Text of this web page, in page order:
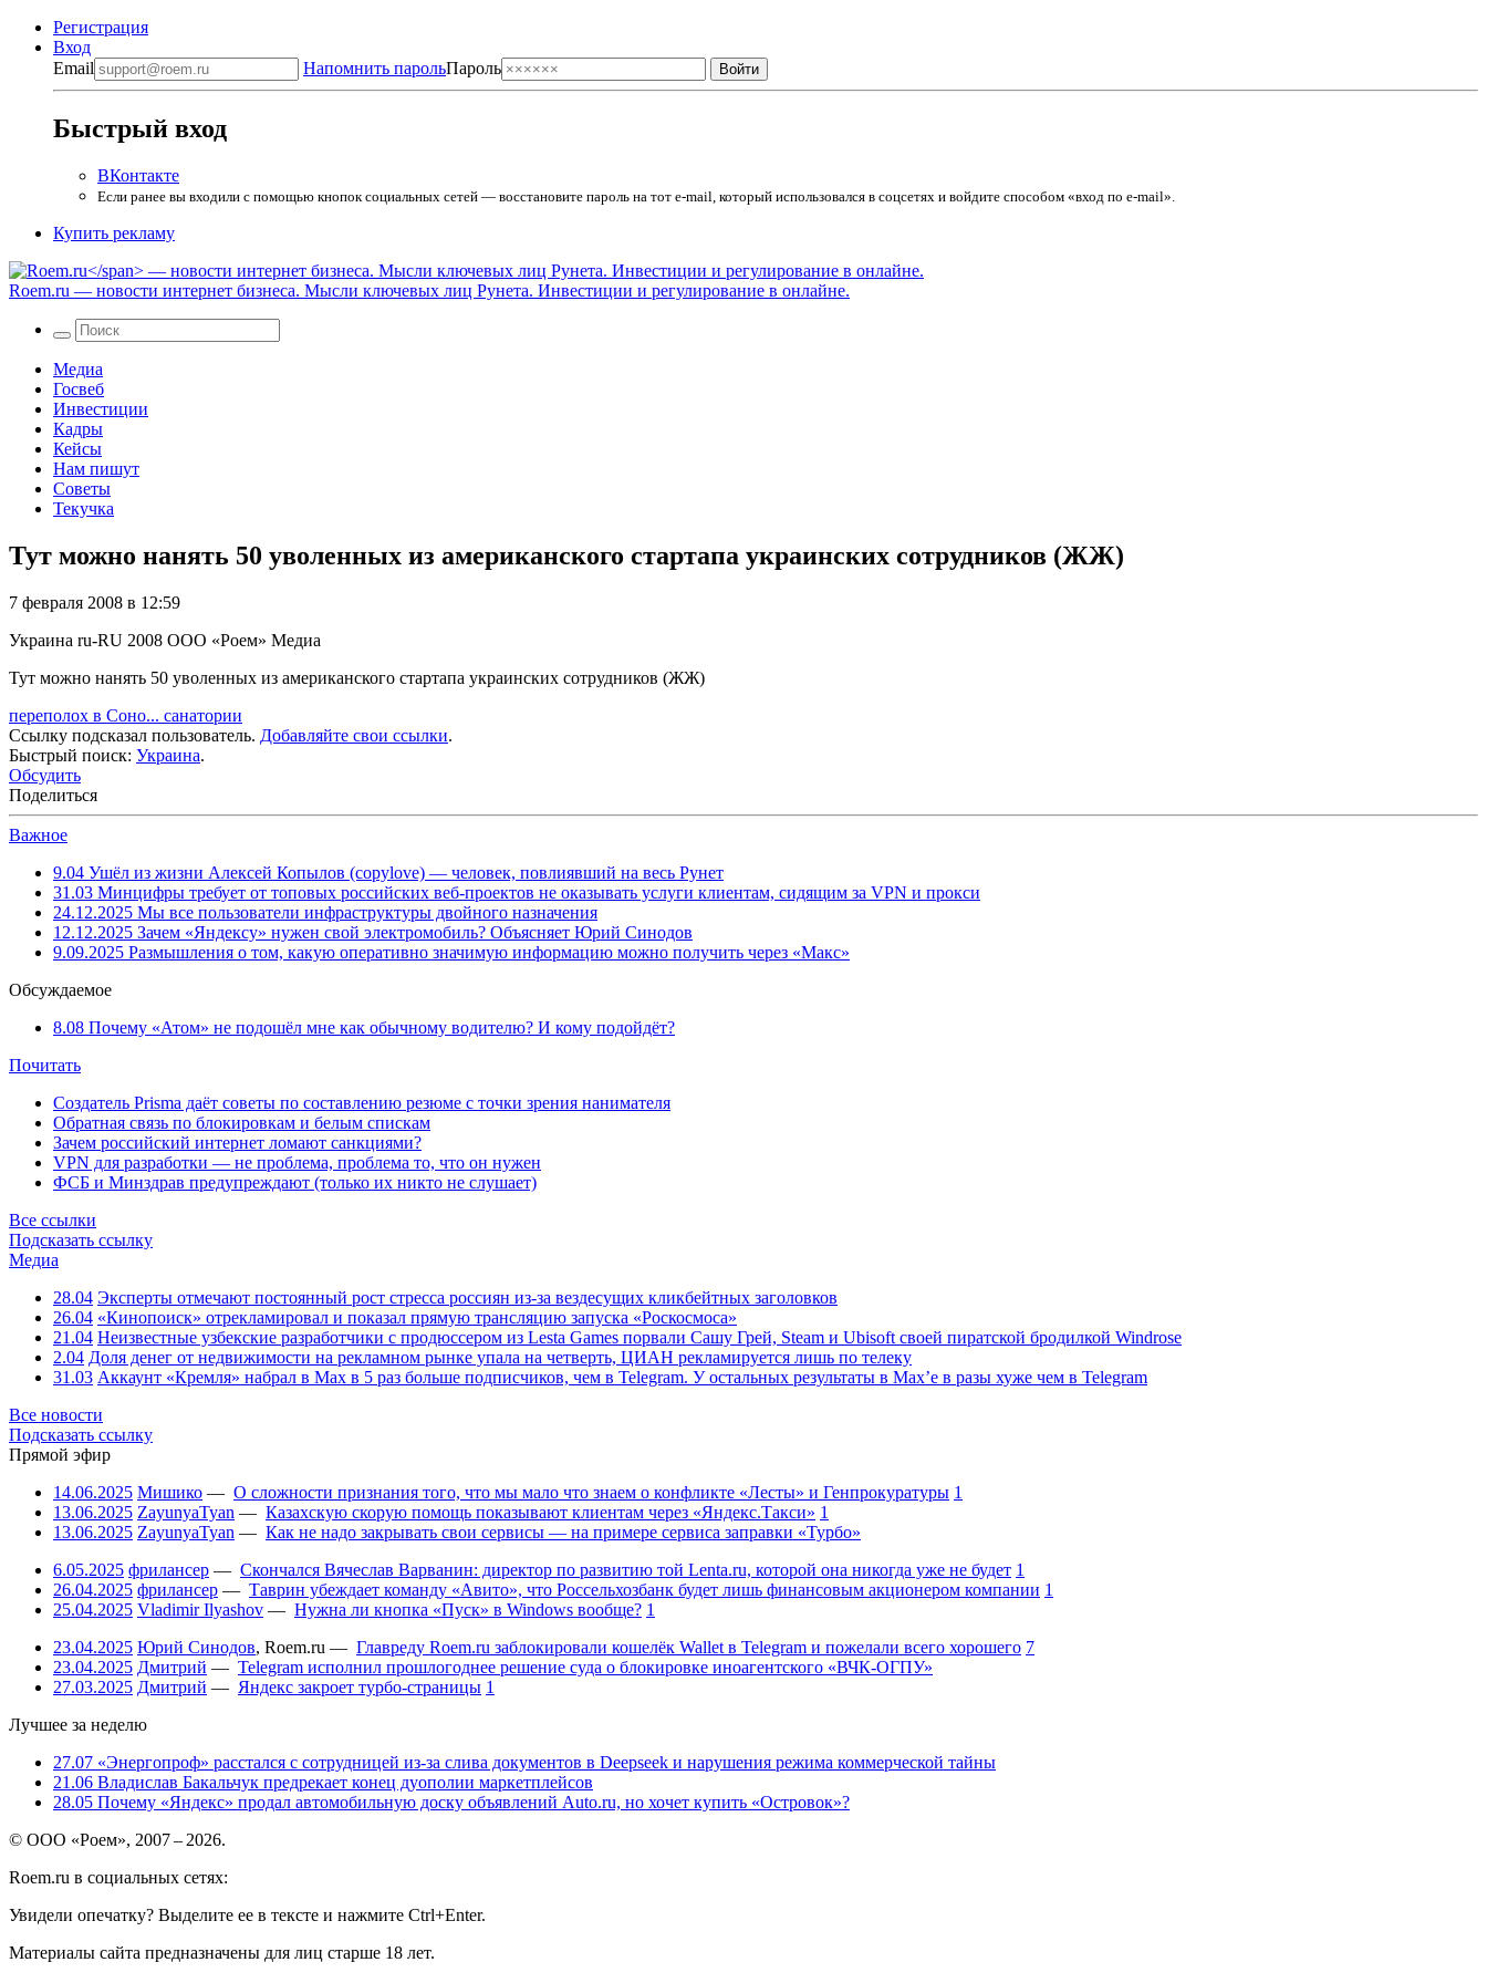
Регистрация
Вход
Email
Напомнить парольПароль
Быстрый вход
ВКонтакте
Если ранее вы входили с помощью кнопок социальных сетей — восстановите пароль на тот e-mail, который использовался в соцсетях и войдите способом «вход по e-mail».
Купить рекламу
Roem.ru — новости интернет бизнеса. Мысли ключевых лиц Рунета. Инвестиции и регулирование в онлайне.
Медиа
Госвеб
Инвестиции
Кадры
Кейсы
Нам пишут
Советы
Текучка
Тут можно нанять 50 уволенных из американского стартапа украинских сотрудников (ЖЖ)
7 февраля 2008 в 12:59
Украина ru-RU 2008 ООО «Роем» Медиа
Тут можно нанять 50 уволенных из американского стартапа украинских сотрудников (ЖЖ)
переполох в Соно... санатории
Ссылку подсказал пользователь. Добавляйте свои ссылки.
Быстрый поиск: Украина.
Обсудить
Поделиться
Важное
9.04 Ушёл из жизни Алексей Копылов (copylove) — человек, повлиявший на весь Рунет
31.03 Минцифры требует от топовых российских веб-проектов не оказывать услуги клиентам, сидящим за VPN и прокси
24.12.2025 Мы все пользователи инфраструктуры двойного назначения
12.12.2025 Зачем «Яндексу» нужен свой электромобиль? Объясняет Юрий Синодов
9.09.2025 Размышления о том, какую оперативно значимую информацию можно получить через «Макс»
Обсуждаемое
8.08 Почему «Атом» не подошёл мне как обычному водителю? И кому подойдёт?
Почитать
Создатель Prisma даёт советы по составлению резюме с точки зрения нанимателя
Обратная связь по блокировкам и белым спискам
Зачем российский интернет ломают санкциями?
VPN для разработки — не проблема, проблема то, что он нужен
ФСБ и Минздрав предупреждают (только их никто не слушает)
Все ссылки
Подсказать ссылку
Медиа
28.04 Эксперты отмечают постоянный рост стресса россиян из-за вездесущих кликбейтных заголовков
26.04 «Кинопоиск» отрекламировал и показал прямую трансляцию запуска «Роскосмоса»
21.04 Неизвестные узбекские разработчики с продюссером из Lesta Games порвали Сашу Грей, Steam и Ubisoft своей пиратской бродилкой Windrose
2.04 Доля денег от недвижимости на рекламном рынке упала на четверть, ЦИАН рекламируется лишь по телеку
31.03 Аккаунт «Кремля» набрал в Max в 5 раз больше подписчиков, чем в Telegram. У остальных результаты в Max’е в разы хуже чем в Telegram
Все новости
Подсказать ссылку
Прямой эфир
14.06.2025 Мишико — О сложности признания того, что мы мало что знаем о конфликте «Лесты» и Генпрокуратуры 1
13.06.2025 ZayunyaTyan — Казахскую скорую помощь показывают клиентам через «Яндекс.Такси» 1
13.06.2025 ZayunyaTyan — Как не надо закрывать свои сервисы — на примере сервиса заправки «Турбо»
6.05.2025 фрилансер — Скончался Вячеслав Варванин: директор по развитию той Lenta.ru, которой она никогда уже не будет 1
26.04.2025 фрилансер — Таврин убеждает команду «Авито», что Россельхозбанк будет лишь финансовым акционером компании 1
25.04.2025 Vladimir Ilyashov — Нужна ли кнопка «Пуск» в Windows вообще? 1
23.04.2025 Юрий Синодов, Roem.ru — Главреду Roem.ru заблокировали кошелёк Wallet в Telegram и пожелали всего хорошего 7
23.04.2025 Дмитрий — Telegram исполнил прошлогоднее решение суда о блокировке иноагентского «ВЧК-ОГПУ»
27.03.2025 Дмитрий — Яндекс закроет турбо-страницы 1
Лучшее за неделю
27.07 «Энергопроф» расстался с сотрудницей из-за слива документов в Deepseek и нарушения режима коммерческой тайны
21.06 Владислав Бакальчук предрекает конец дуополии маркетплейсов
28.05 Почему «Яндекс» продал автомобильную доску объявлений Auto.ru, но хочет купить «Островок»?
© ООО «Роем», 2007 – 2026.
Roem.ru в социальных сетях:
Увидели опечатку? Выделите ее в тексте и нажмите Ctrl+Enter.
Материалы сайта предназначены для лиц старше 18 лет.